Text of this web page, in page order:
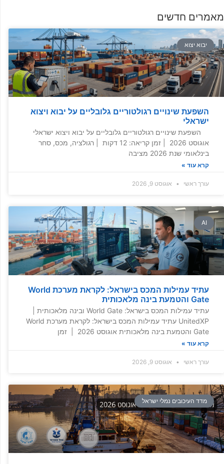
מאמרים חדשים
יבוא יצוא
השפעת שינויים רגולטוריים גלובליים על יבוא ויצוא
ישראלי
השפעת שינויים רגולטוריים גלובליים על יבוא ויצוא ישראלי
אוגוסט 2026 | זמן קריאה: 12 דקות | רגולציה, מכס, סחר
בינלאומי שנת 2026 מציבה
קרא עוד »
עורך ראשי אוגוסט 9, 2026
AI
עתיד עמילות המכס בישראל: לקראת מערכת World
Gate והטמעת בינה מלאכותית
עתיד עמילות המכס בישראל: World Gate ובינה מלאכותית |
UnitedXP עתיד עמילות המכס בישראל: לקראת מערכת World
Gate והטמעת בינה מלאכותית אוגוסט 2026 | זמן
קרא עוד »
עורך ראשי אוגוסט 9, 2026
מדד העיכובים נמלי ישראל